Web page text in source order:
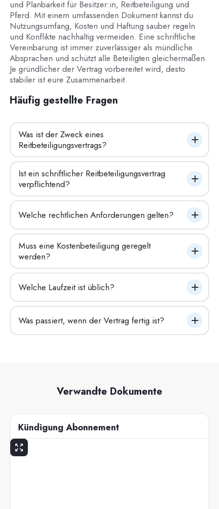
und Planbarkeit für Besitzer:in, Reitbeteiligung und
Pferd. Mit einem umfassenden Dokument kannst du
Nutzungsumfang, Kosten und Haftung sauber regeln
und Konflikte nachhaltig vermeiden. Eine schriftliche
Vereinbarung ist immer zuverlässiger als mündliche
Absprachen und schützt alle Beteiligten gleichermaßen.
Je gründlicher der Vertrag vorbereitet wird, desto
stabiler ist eure Zusammenarbeit.
Häufig gestellte Fragen
Was ist der Zweck eines
Reitbeteiligungsvertrags?
Ist ein schriftlicher Reitbeteiligungsvertrag
verpflichtend?
Welche rechtlichen Anforderungen gelten?
Muss eine Kostenbeteiligung geregelt
werden?
Welche Laufzeit ist üblich?
Was passiert, wenn der Vertrag fertig ist?
Verwandte Dokumente
Kündigung Abonnement